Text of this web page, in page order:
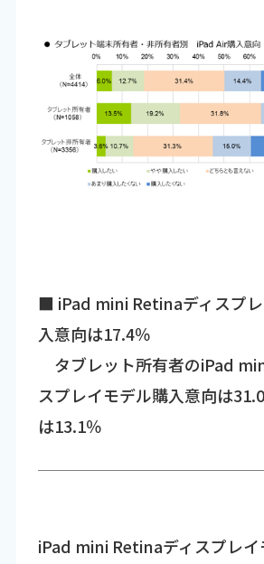
■ iPad mini Retinaディスプ
入意向は17.4％
タブレット所有者のiPad
スプレイモデル購入意向は
は13.1％
iPad mini Retinaディスプレイ